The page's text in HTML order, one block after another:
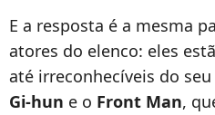
E a resposta é a mesma
atores do elenco: eles
até irreconhecíveis do
Gi-hun e o Front Man,